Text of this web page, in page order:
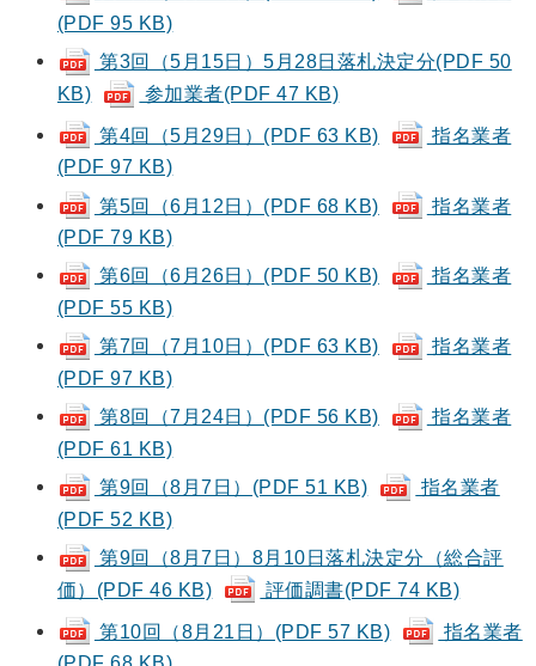
(PDF 95 KB)
第3回（5月15日）5月28日落札決定分(PDF 50
KB)
参加業者(PDF 47 KB)
第4回（5月29日）(PDF 63 KB)
指名業者
(PDF 97 KB)
第5回（6月12日）(PDF 68 KB)
指名業者
(PDF 79 KB)
第6回（6月26日）(PDF 50 KB)
指名業者
(PDF 55 KB)
第7回（7月10日）(PDF 63 KB)
指名業者
(PDF 97 KB)
第8回（7月24日）(PDF 56 KB)
指名業者
(PDF 61 KB)
第9回（8月7日）(PDF 51 KB)
指名業者
(PDF 52 KB)
第9回（8月7日）8月10日落札決定分（総合評
価）(PDF 46 KB)
評価調書(PDF 74 KB)
第10回（8月21日）(PDF 57 KB)
指名業者